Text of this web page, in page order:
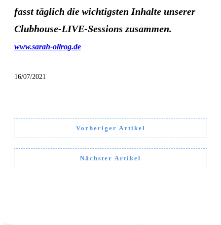
fasst täglich die wichtigsten Inhalte unserer
Clubhouse-LIVE-Sessions zusammen.
www.sarah-ollrog.de
16/07/2021
Vorheriger Artikel
Nächster Artikel